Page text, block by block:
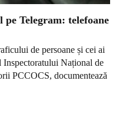
Telegram: telefoane
de persoane și cei ai
Național de
PCCOCS, documentează